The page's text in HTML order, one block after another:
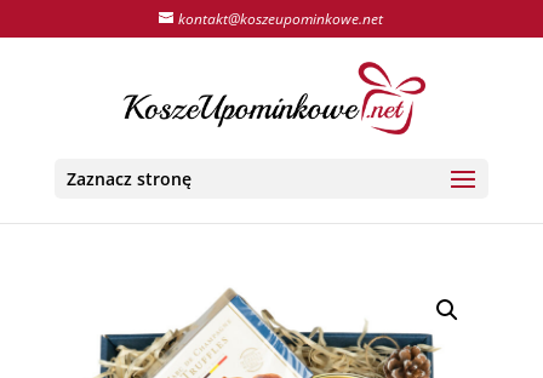
kontakt@koszeupominkowe.net
Zaznacz stronę